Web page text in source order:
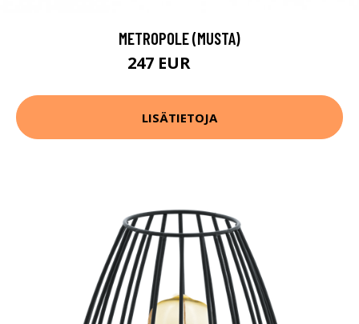
METROPOLE (MUSTA)
247 EUR
LISÄTIETOJA